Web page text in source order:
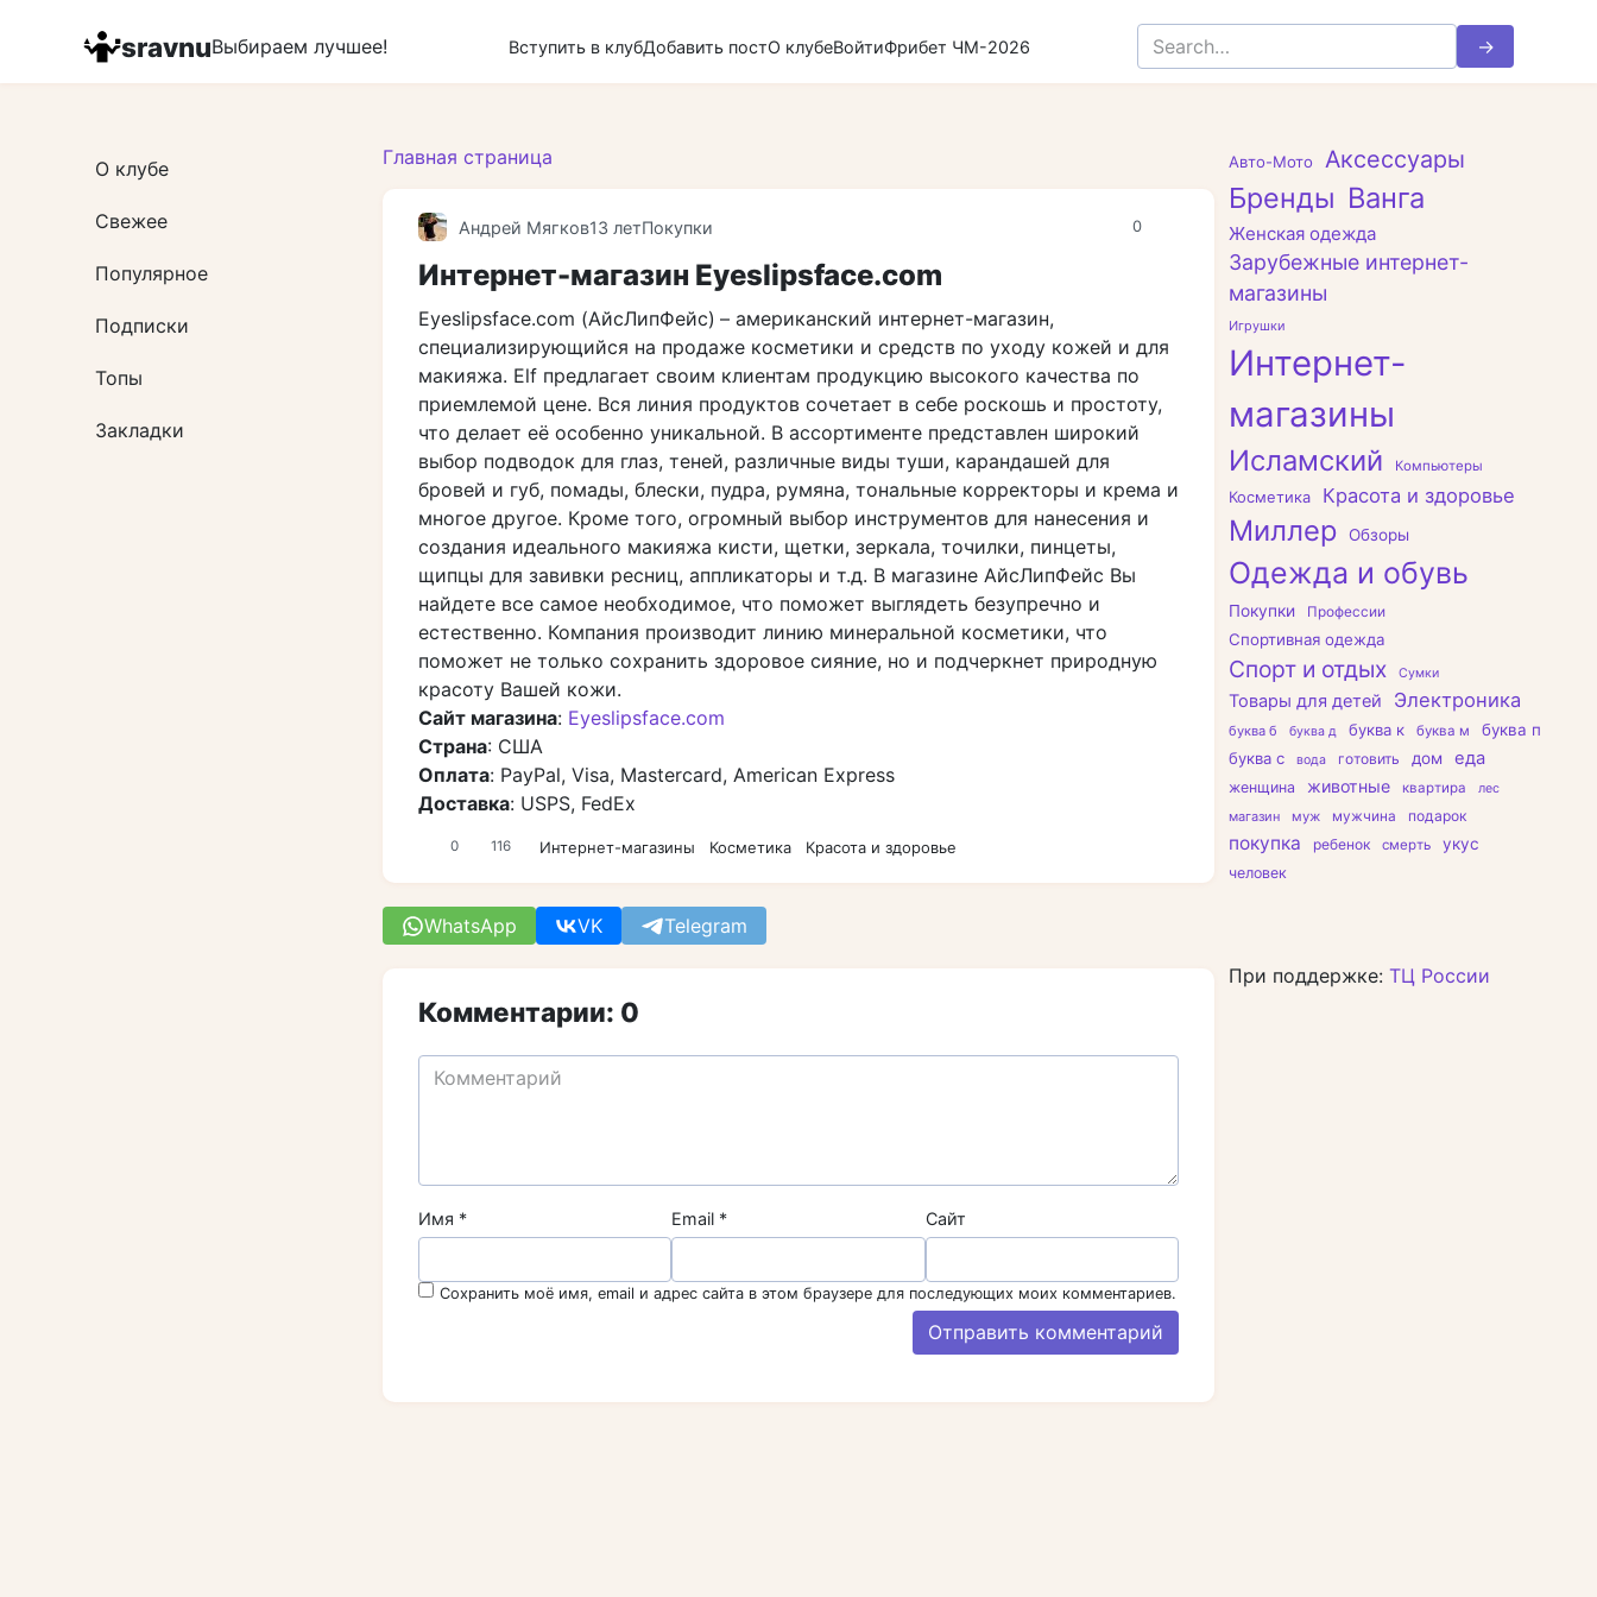
sravnuВыбираем лучшее! Вступить в клубДобавить постО клубеВойтиФрибет ЧМ-2026
Search
for:
Главная страница
0
Андрей Мягков13 летПокупки
Интернет-магазин Eyeslipsface.com
Eyeslipsface.com (АйсЛипФейс) – американский интернет-магазин,
специализирующийся на продаже косметики и средств по уходу кожей и для
макияжа. Elf предлагает своим клиентам продукцию высокого качества по
приемлемой цене. Вся линия продуктов сочетает в себе роскошь и простоту,
что делает её особенно уникальной. В ассортименте представлен широкий
выбор подводок для глаз, теней, различные виды туши, карандашей для
бровей и губ, помады, блески, пудра, румяна, тональные корректоры и крема и
многое другое. Кроме того, огромный выбор инструментов для нанесения и
создания идеального макияжа кисти, щетки, зеркала, точилки, пинцеты,
щипцы для завивки ресниц, аппликаторы и т.д. В магазине АйсЛипФейс Вы
найдете все самое необходимое, что поможет выглядеть безупречно и
естественно. Компания производит линию минеральной косметики, что
поможет не только сохранить здоровое сияние, но и подчеркнет природную
красоту Вашей кожи.
Сайт магазина: Eyeslipsface.com
Страна: США
Оплата: PayPal, Visa, Mastercard, American Express
Доставка: USPS, FedEx
0 116 Интернет-магазины Косметика Красота и здоровье
WhatsApp VK Telegram
Комментарии: 0
Имя * Email * Сайт
Сохранить моё имя, email и адрес сайта в этом браузере для последующих моих комментариев.
О клубе
Свежее
Популярное
Подписки
Топы
Закладки
Авто-Мото Аксессуары
Бренды Ванга
Женская одежда
Зарубежные интернет-
магазины
Игрушки
Интернет-
магазины
Исламский Компьютеры
Косметика Красота и здоровье
Миллер Обзоры
Одежда и обувь
Покупки Профессии
Спортивная одежда
Спорт и отдых Сумки
Товары для детей Электроника
буква б буква д буква к буква м
буква п
буква с
вода готовить дом еда
женщина животные квартира лес
магазин муж мужчина подарок
покупка ребенок смерть укус
человек
При поддержке: ТЦ России